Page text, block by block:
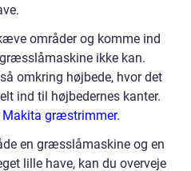
områder og komme ind
ikke kan.
omkring højbede, hvor det
ind til højbedernes kanter.
græstrimmer.
en græsslåmaskine og en
lille have, kan du overveje